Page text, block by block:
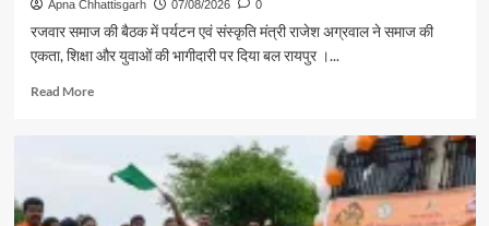
Apna Chhattisgarh 07/08/2026 0
रजवार समाज की बैठक में पर्यटन एवं संस्कृति मंत्री राजेश अग्रवाल ने समाज की
एकता, शिक्षा और युवाओं की भागीदारी पर दिया बल रायपुर ।...
Read MoreRead
एकजुटता
सामाजिक